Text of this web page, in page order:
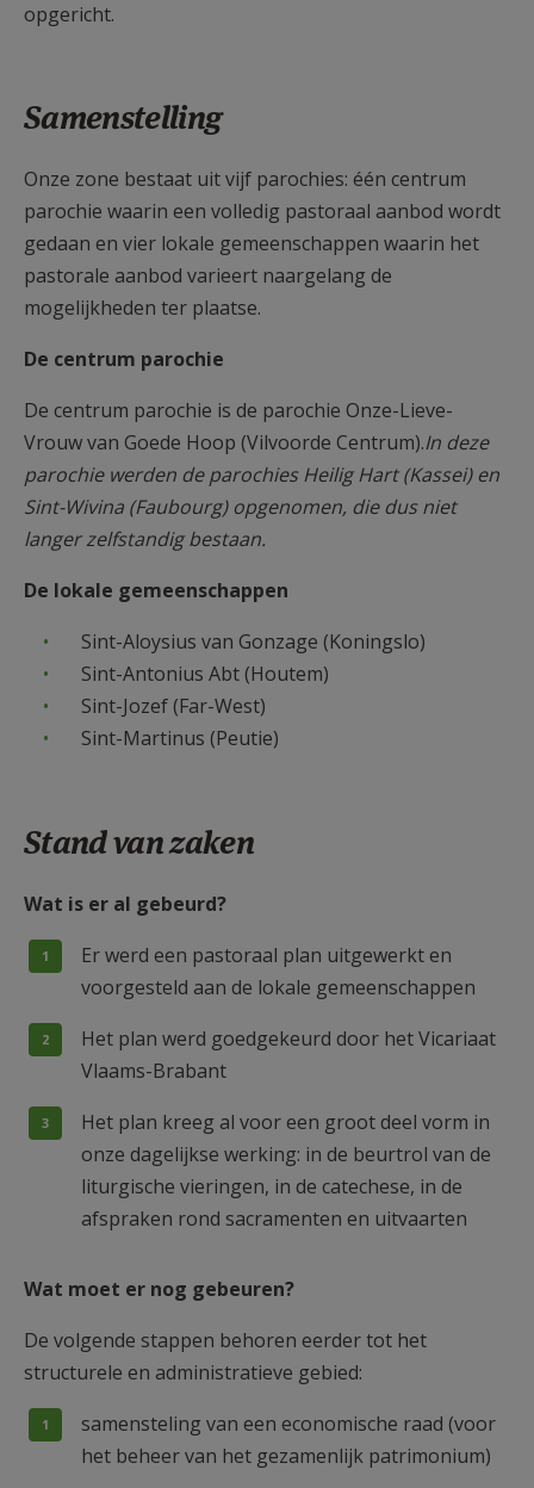
opgericht.
Samenstelling
Onze zone bestaat uit vijf parochies: één centrum
parochie waarin een volledig pastoraal aanbod wordt
gedaan en vier lokale gemeenschappen waarin het
pastorale aanbod varieert naargelang de
mogelijkheden ter plaatse.
De centrum parochie
De centrum parochie is de parochie Onze-Lieve-
Vrouw van Goede Hoop (Vilvoorde Centrum).In deze
parochie werden de parochies Heilig Hart (Kassei) en
Sint-Wivina (Faubourg) opgenomen, die dus niet
langer zelfstandig bestaan.
De lokale gemeenschappen
Sint-Aloysius van Gonzage (Koningslo)
Sint-Antonius Abt (Houtem)
Sint-Jozef (Far-West)
Sint-Martinus (Peutie)
Stand van zaken
Wat is er al gebeurd?
Er werd een pastoraal plan uitgewerkt en
voorgesteld aan de lokale gemeenschappen
Het plan werd goedgekeurd door het Vicariaat
Vlaams-Brabant
Het plan kreeg al voor een groot deel vorm in
onze dagelijkse werking: in de beurtrol van de
liturgische vieringen, in de catechese, in de
afspraken rond sacramenten en uitvaarten
Wat moet er nog gebeuren?
De volgende stappen behoren eerder tot het
structurele en administratieve gebied:
samensteling van een economische raad (voor
het beheer van het gezamenlijk patrimonium)